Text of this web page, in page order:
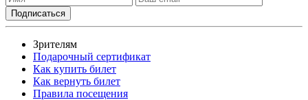
Зрителям
Подарочный сертификат
Как купить билет
Как вернуть билет
Правила посещения